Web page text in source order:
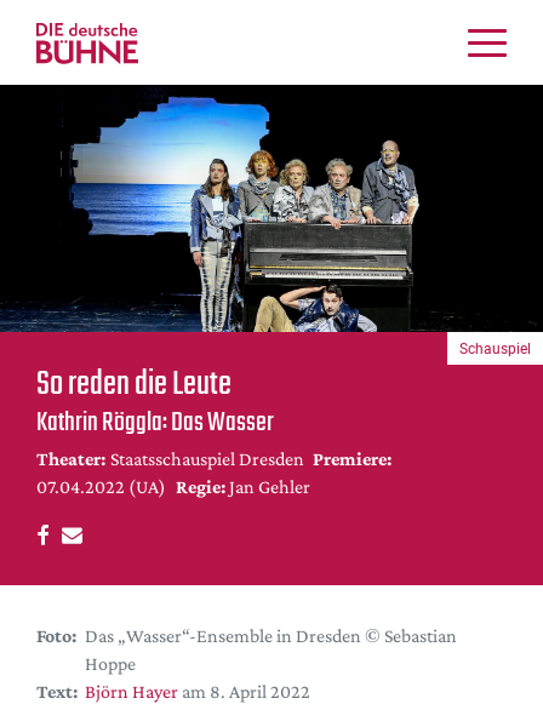
Schauspiel
Musiktheater
Tanz
Bühnenwelt
Festivals & Veranstaltungen
Menschen & Theater
Themen
Internationales
Nachrufe
DdB-map
Premierensuche
Festival-Planer
So reden die Leute
Kathrin Röggla: Das Wasser
Theater: Staatsschauspiel Dresden Premiere:
07.04.2022 (UA) Regie: Jan Gehler
Schauspiel
Foto: Das „Wasser“-Ensemble in Dresden © Sebastian
Hoppe
Text: Björn Hayer am 8. April 2022